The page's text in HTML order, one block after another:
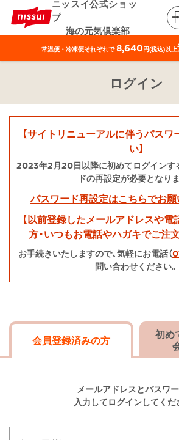
ニッスイ公式ショッ
プ
海の元気倶楽部
常温便・冷凍便それぞれで8,640 円(税込)以上
ログイン
【サイトリニューアルに伴うパス
い】
2023年2月20日以降に初めてログインす
ドの再設定が必要となりま
パスワード再設定はこちらでお願
【以前登録したメールアドレスや
方・いつもお電話やハガキでご注
お手続きいたしますので、気軽にお電話（
問い合わせください。
会員登録済みの方 初め
メールアドレスとパスワ
入力してログインしてくだ